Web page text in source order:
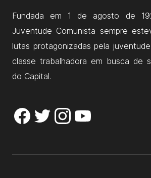
Fundada em 1 de agosto de
Juventude Comunista sempre
lutas protagonizadas pela
classe trabalhadora em busca de
do Capital.